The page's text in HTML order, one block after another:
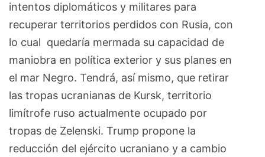
intentos diplomáticos y militares para
recuperar territorios perdidos con Rusia, con
lo cual quedaría mermada su capacidad de
maniobra en política exterior y sus planes en
el mar Negro. Tendrá, así mismo, que retirar
las tropas ucranianas de Kursk, territorio
limítrofe ruso actualmente ocupado por
tropas de Zelenski. Trump propone la
reducción del ejército ucraniano y a cambio